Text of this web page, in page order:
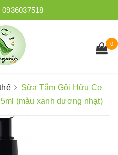
0936037518
0
Sữa Tắm Gội Hữu Cơ
(màu xanh dương nhạt)